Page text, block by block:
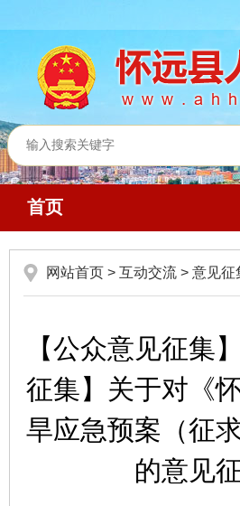
首页
网站首页 > 互动交流 > 意见征
【公众意见征集
征集】关于对《
旱应急预案（征
的意见